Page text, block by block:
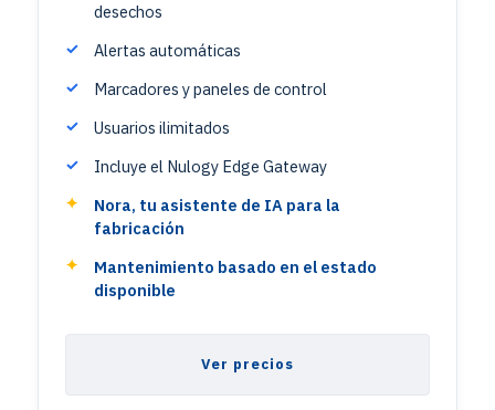
desechos
Alertas automáticas
Marcadores y paneles de control
Usuarios ilimitados
Incluye el Nulogy Edge Gateway
Nora, tu asistente de IA para la
fabricación
Mantenimiento basado en el estado
disponible
Ver precios